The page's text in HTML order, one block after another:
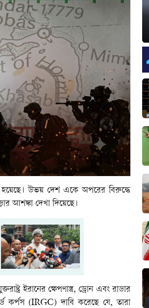
হয়েছে। উভয় দেশ একে অপরের বিরুদ্ধে
আশঙ্কা দেখা দিয়েছে।
ইরানের ক্ষেপণাস্ত্র, ড্রোন এবং রাডার
কর্পস (IRGC) দাবি করেছে যে, তারা